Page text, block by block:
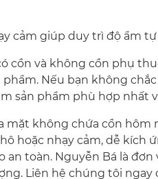
cảm giúp duy trì độ ẩm
cồn và không cồn phụ
Nếu bạn không
sản phẩm phù hợp nhất
mặt không chứa cồn hôm
hoặc nhạy cảm, dễ kích
an toàn. Nguyễn Bá là
Liên hệ chúng tôi